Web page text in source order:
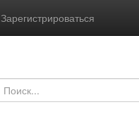
Зарегистрироваться